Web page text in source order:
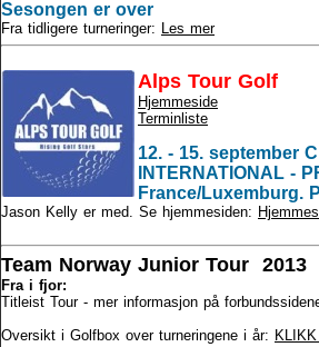
Sesongen er over
Fra tidligere turneringer: Les mer
Alps Tour Golf
Hjemmeside
Terminliste
12. - 15. september
INTERNATIONAL -
France/Luxemburg.
Jason Kelly er med. Se hjemmesiden:
Team Norway Junior Tour 2013
Fra i fjor:
Titleist Tour - mer informasjon på
Oversikt i Golfbox over turneringene i år: